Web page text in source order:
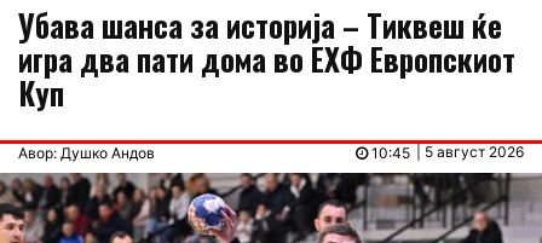
Убава шанса за историја – Тиквеш ќе
игра два пати дома во ЕХФ Европскиот
Куп
Авор: Душко Андов | 5 август 2026
10:45